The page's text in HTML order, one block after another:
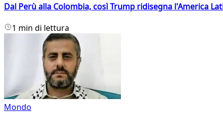
Dal Perù alla Colombia, così Trump ridisegna l'America
1 min di lettura
Mondo